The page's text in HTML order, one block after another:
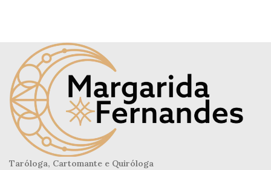
Taróloga, Cartomante e Quiróloga